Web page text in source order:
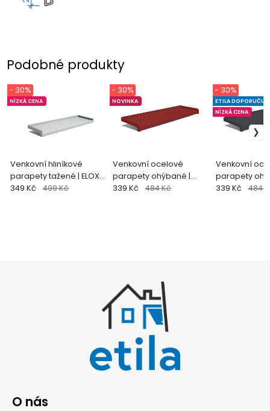
Podobné produkty
Venkovní hliníkové
parapety tažené | ELOX
natural
NÍZKÁ CENA
- 30%
349 Kč 499 Kč
Venkovní ocelové
parapety ohýbané |
červená (RAL 3011)
NOVINKA
- 30%
339 Kč 484 Kč
Venkovní
parapety
antracit (RAL
ETILA
NÍZKÁ CENA
- 30%
339 Kč 484
O nás